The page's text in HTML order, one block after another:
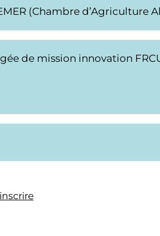
(Chambre d’Agriculture
de mission innovation